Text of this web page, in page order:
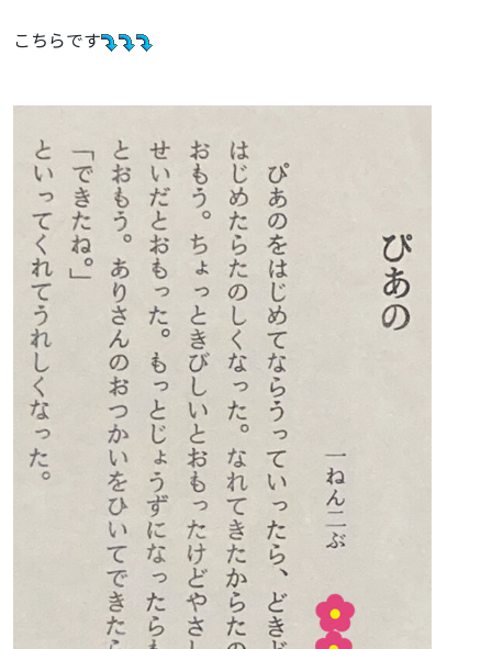
こちらです